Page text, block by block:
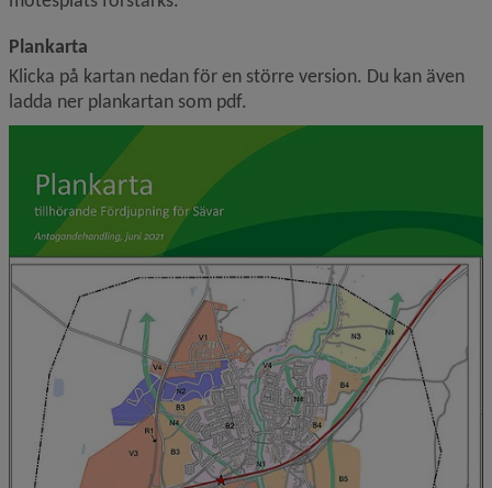
Plankarta
Klicka på kartan nedan för en större version. Du kan även
ladda ner plankartan som pdf.